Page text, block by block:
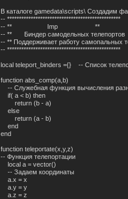
В каталоге gamedata\scripts\ Создадим
-- ************************************************
-- ** Imp **
-- ** Биндер самодельных
-- ** Поддерживает работу самопальных
-- ************************************************
local teleport_binders ={} -- Список
function abs_comp(a,b)
-- Служебная функция вычисления
if( a < b) then
return (b - a)
else
return (a - b)
end
end
function teleportate(x,y,z)
-- Функция телепортации
local a = vector()
-- Задаем координаты
a.x = x
a.y = y
a.z = z